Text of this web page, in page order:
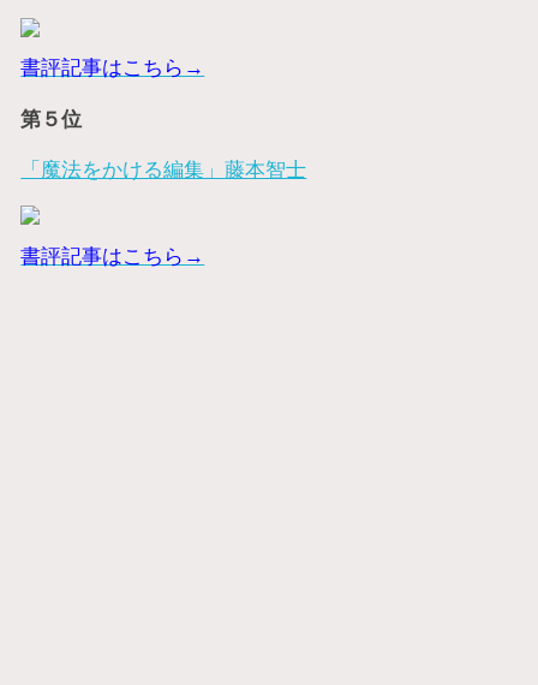
書評記事はこちら→
第５位
「魔法をかける編集」藤本智士
書評記事はこちら→